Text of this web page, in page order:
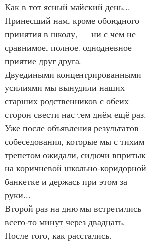
Как в тот ясный майский день...
Принесший нам, кроме обоюдного
принятия в школу, — ни с чем не
сравнимое, полное, однодневное
приятие друг друга.
Двуедиными концентрированными
усилиями мы вынудили наших
старших родственников с обеих
сторон свести нас тем днём ещё раз.
Уже после объявления результатов
собеседования, которые мы с тихим
трепетом ожидали, сидючи впритык
на коричневой школьно-коридорной
банкетке и держась при этом за
руки...
Второй раз на дню мы встретились
всего-то минут через двадцать.
После того, как расстались.